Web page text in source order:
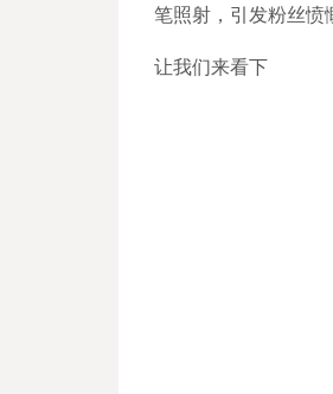
笔照射，引发粉丝
让我们来看下